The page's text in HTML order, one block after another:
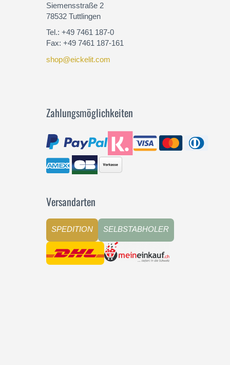
Siemensstraße 2
78532 Tuttlingen
Tel.: +49 7461 187-0
Fax: +49 7461 187-161
shop@eickelit.com
Zahlungsmöglichkeiten
Versandarten
SPEDITION SELBSTABHOLER